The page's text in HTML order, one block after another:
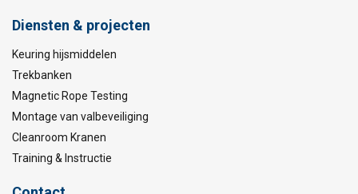
Diensten & projecten
Keuring hijsmiddelen
Trekbanken
Magnetic Rope Testing
Montage van valbeveiliging
Cleanroom Kranen
Training & Instructie